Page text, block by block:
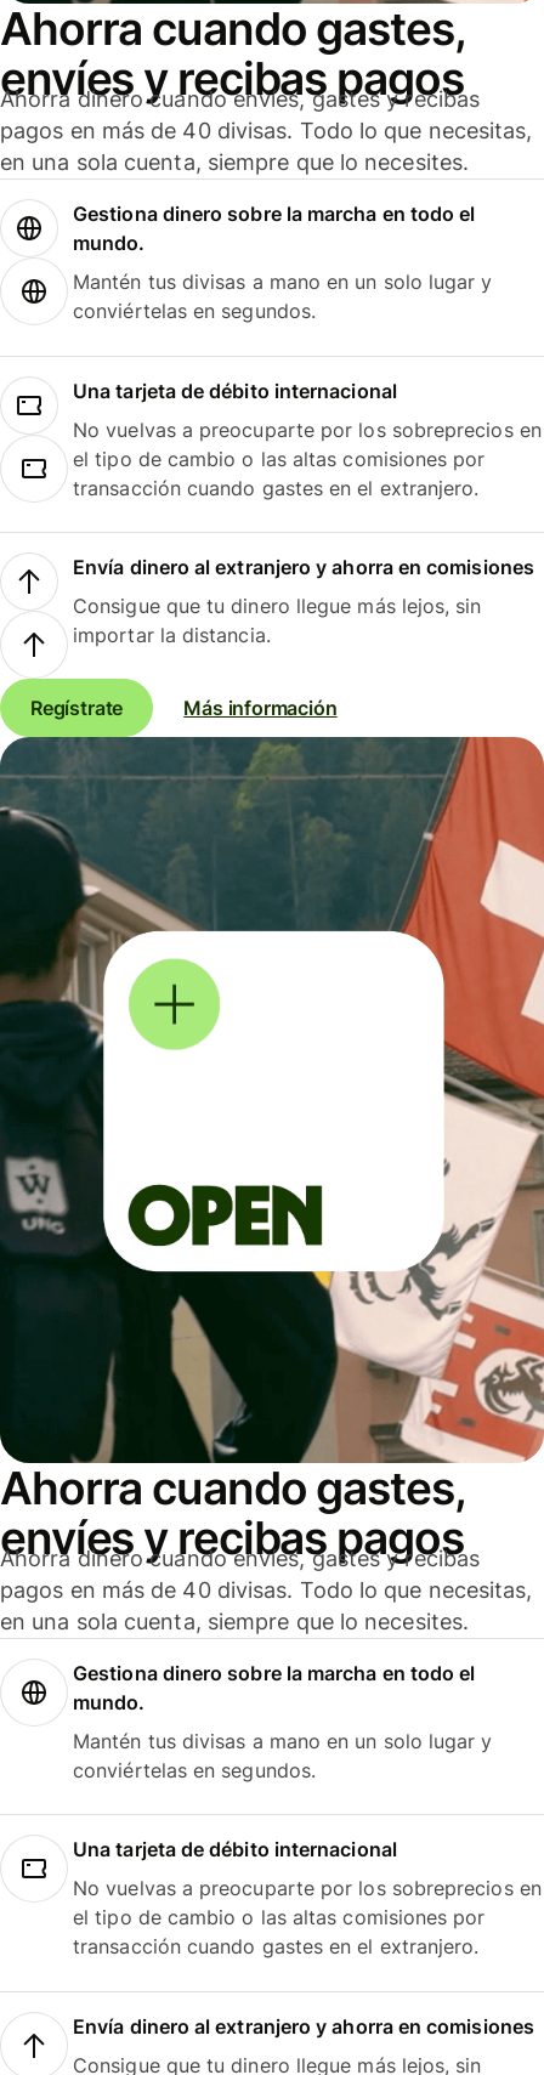
Ahorra cuando gastes,
envíes y recibas pagos
Ahorra dinero cuando envíes, gastes y recibas
pagos en más de 40 divisas. Todo lo que necesitas,
en una sola cuenta, siempre que lo necesites.
Gestiona dinero sobre la marcha en todo el
mundo.
Mantén tus divisas a mano en un solo lugar y
conviértelas en segundos.
Una tarjeta de débito internacional
No vuelvas a preocuparte por los sobreprecios en
el tipo de cambio o las altas comisiones por
transacción cuando gastes en el extranjero.
Envía dinero al extranjero y ahorra en comisiones
Consigue que tu dinero llegue más lejos, sin
importar la distancia.
Regístrate Más información
Ahorra cuando gastes,
envíes y recibas pagos
Ahorra dinero cuando envíes, gastes y recibas
pagos en más de 40 divisas. Todo lo que necesitas,
en una sola cuenta, siempre que lo necesites.
Gestiona dinero sobre la marcha en todo el
mundo.
Mantén tus divisas a mano en un solo lugar y
conviértelas en segundos.
Una tarjeta de débito internacional
No vuelvas a preocuparte por los sobreprecios en
el tipo de cambio o las altas comisiones por
transacción cuando gastes en el extranjero.
Envía dinero al extranjero y ahorra en comisiones
Consigue que tu dinero llegue más lejos, sin